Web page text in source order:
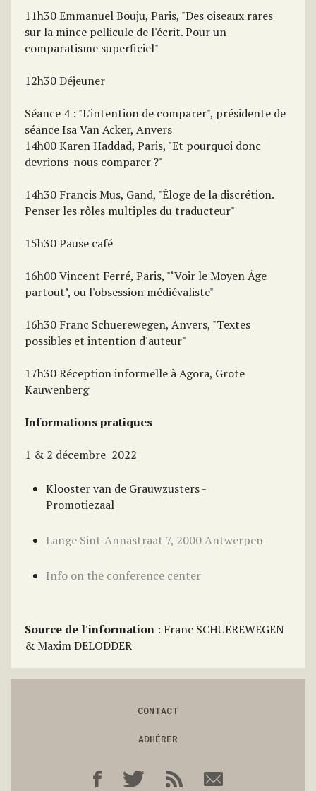
11h30 Emmanuel Bouju, Paris, "Des oiseaux rares
sur la mince pellicule de l'écrit. Pour un
comparatisme superficiel"
12h30 Déjeuner
Séance 4 : "L'intention de comparer", présidente de
séance Isa Van Acker, Anvers
14h00 Karen Haddad, Paris, "Et pourquoi donc
devrions-nous comparer ?"
14h30 Francis Mus, Gand, "Éloge de la discrétion.
Penser les rôles multiples du traducteur"
15h30 Pause café
16h00 Vincent Ferré, Paris, "‘Voir le Moyen Âge
partout’, ou l'obsession médiévaliste"
16h30 Franc Schuerewegen, Anvers, "Textes
possibles et intention d'auteur"
17h30 Réception informelle à Agora, Grote
Kauwenberg
Informations pratiques
1 & 2 décembre 2022​
Klooster van de Grauwzusters - ​
Promotiezaal
Lange Sint-Annastraat 7, 2000 Antwerpen
Info on the conference center
Source de l'information : Franc SCHUEREWEGEN
& Maxim DELODDER
CONTACT
ADHÉRER